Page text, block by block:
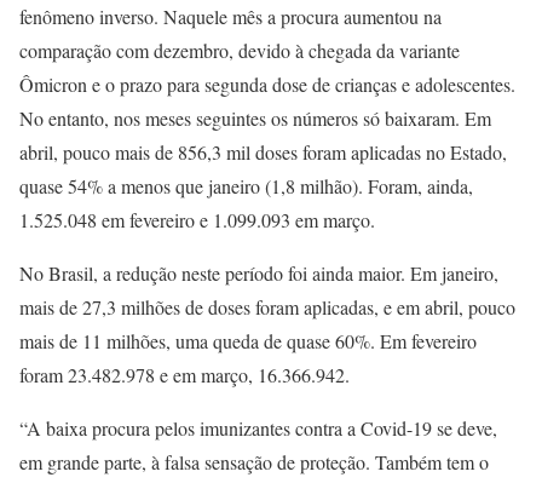
fenômeno inverso. Naquele mês a procura aumentou na
comparação com dezembro, devido à chegada da variante
Ômicron e o prazo para segunda dose de crianças e adolescentes.
No entanto, nos meses seguintes os números só baixaram. Em
abril, pouco mais de 856,3 mil doses foram aplicadas no Estado,
quase 54% a menos que janeiro (1,8 milhão). Foram, ainda,
1.525.048 em fevereiro e 1.099.093 em março.
No Brasil, a redução neste período foi ainda maior. Em janeiro,
mais de 27,3 milhões de doses foram aplicadas, e em abril, pouco
mais de 11 milhões, uma queda de quase 60%. Em fevereiro
foram 23.482.978 e em março, 16.366.942.
“A baixa procura pelos imunizantes contra a Covid-19 se deve,
em grande parte, à falsa sensação de proteção. Também tem o